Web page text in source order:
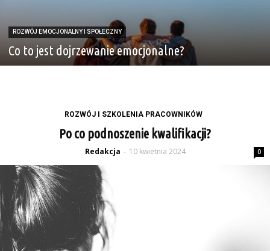
ROZWÓJ EMOCJONALNY I SPOŁECZNY
Co to jest dojrzewanie emocjonalne?
ROZWÓJ I SZKOLENIA PRACOWNIKÓW
Po co podnoszenie kwalifikacji?
Redakcja - 10 kwietnia 2024 0